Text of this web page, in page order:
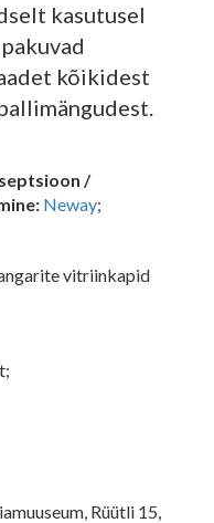
kasutusel
kõikidest
/
Neway;
vitriinkapid
Rüütli 15,